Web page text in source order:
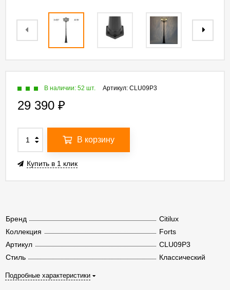
Бренд
Citilux
Коллекция
Forts
Артикул
CLU09P3
Стиль
Классический
Подробные характеристики
Артикул: CLU09P3
В наличии: 52 шт.
29 390 ₽
В корзину
Купить в 1 клик